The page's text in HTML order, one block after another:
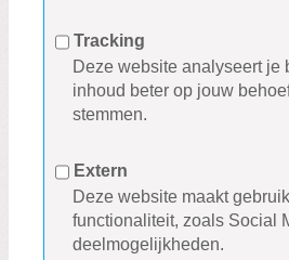
Tracking
Deze website analyseert je
inhoud beter op jouw
stemmen.
Extern
Deze website maakt
functionaliteit, zoals Social
deelmogelijkheden.